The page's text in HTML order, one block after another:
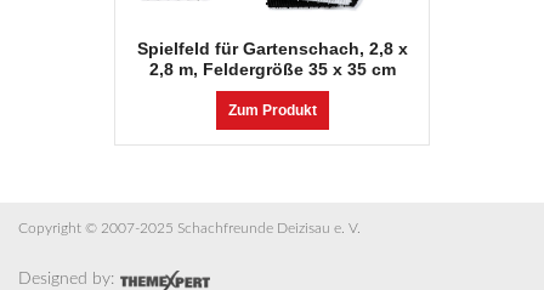
Spielfeld für Gartenschach, 2,8 x
2,8 m, Feldergröße 35 x 35 cm
Zum Produkt
Copyright © 2007-2025 Schachfreunde Deizisau e. V.
Designed by: